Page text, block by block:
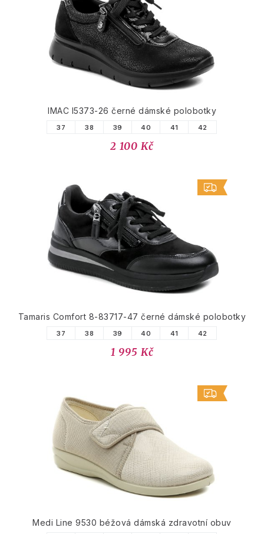
IMAC I5373-26 černé dámské polobotky
37 38 39 40 41 42
2 100 Kč
Tamaris Comfort 8-83717-47 černé dámské polobotky
37 38 39 40 41 42
1 995 Kč
Medi Line 9530 béžová dámská zdravotní obuv